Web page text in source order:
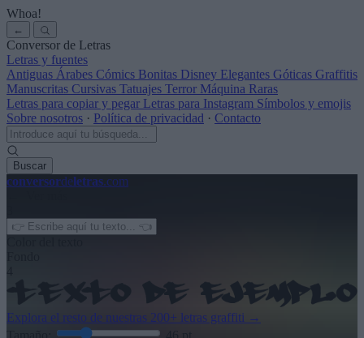
Whoa!
←
Conversor de Letras
Letras y fuentes
Antiguas Árabes Cómics Bonitas Disney Elegantes Góticas Graffitis
Manuscritas Cursivas Tatuajes Terror Máquina Raras
Letras para copiar y pegar Letras para Instagram Símbolos y emojis
Sobre nosotros · Política de privacidad · Contacto
Buscar
conversordeletras.com
Explora el resto de nuestras 200+ letras graffiti →